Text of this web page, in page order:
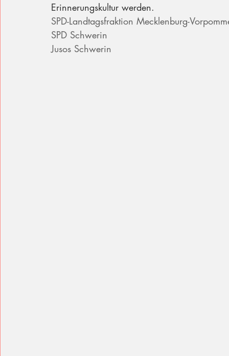
Erinnerungskultur werden.
SPD-Landtagsfraktion Mecklenburg-
SPD Schwerin
Jusos Schwerin